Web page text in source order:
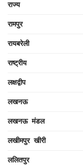
राज्य
रामपुर
रायबरेली
राष्ट्रीय
लक्षद्वीप
लखनऊ
लखनऊ मंडल
लखीमपुर खीरी
ललितपुर